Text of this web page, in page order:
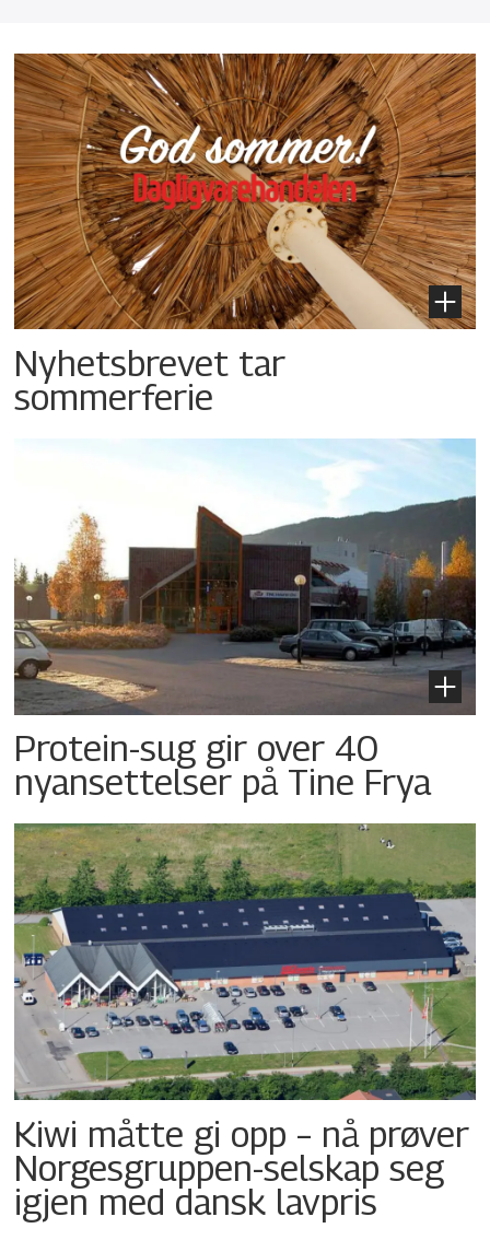
Nyhetsbrevet tar
sommerferie
Protein-sug gir over 40
nyansettelser på Tine Frya
Kiwi måtte gi opp – nå prøver
Norgesgruppen-selskap seg
igjen med dansk lavpris